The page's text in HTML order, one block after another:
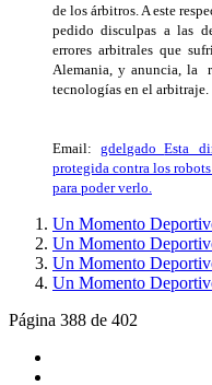
de los árbitros. A este
pedido disculpas a las
errores arbitrales que
Alemania, y anuncia, la
tecnologías en el arbitraje.
Email:gdelgado_Esta
protegida contra los
para poder verlo.
Un Momento
Un Momento
Un Momento
Un Momento
Página 388 de 402